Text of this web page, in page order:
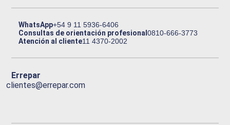
WhatsApp+54 9 11 5936-6406
Consultas de orientación profesional0810-666-3773
Atención al cliente11 4370-2002
Errepar
clientes@errepar.com